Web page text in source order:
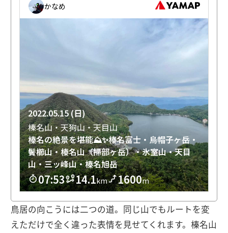
鳥居の向こうには二つの道。同じ山でもルートを変
えただけで全く違った表情を見せてくれます。榛名山